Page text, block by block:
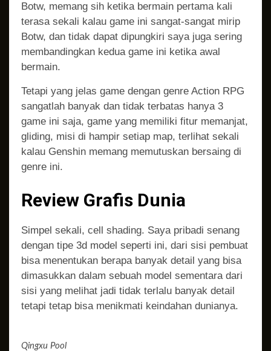
Botw, memang sih ketika bermain pertama kali
terasa sekali kalau game ini sangat-sangat mirip
Botw, dan tidak dapat dipungkiri saya juga sering
membandingkan kedua game ini ketika awal
bermain.
Tetapi yang jelas game dengan genre Action RPG
sangatlah banyak dan tidak terbatas hanya 3
game ini saja, game yang memiliki fitur memanjat,
gliding, misi di hampir setiap map, terlihat sekali
kalau Genshin memang memutuskan bersaing di
genre ini.
Review Grafis Dunia
Simpel sekali, cell shading. Saya pribadi senang
dengan tipe 3d model seperti ini, dari sisi pembuat
bisa menentukan berapa banyak detail yang bisa
dimasukkan dalam sebuah model sementara dari
sisi yang melihat jadi tidak terlalu banyak detail
tetapi tetap bisa menikmati keindahan dunianya.
Qingxu Pool